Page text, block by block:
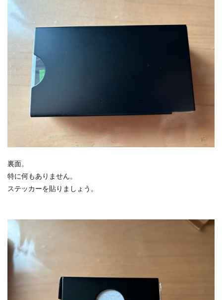
裏面。
特に何もありません。
ステッカーを貼りましょう。